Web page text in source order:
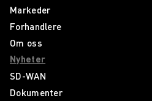
Markeder
Forhandlere
Om oss
Nyheter
SD-WAN
Dokumenter